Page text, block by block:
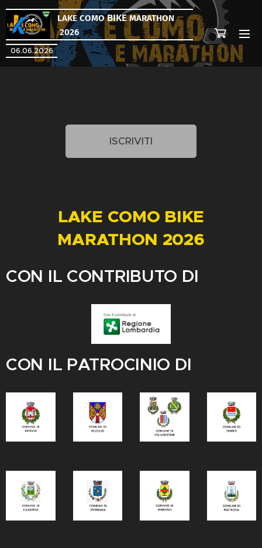
LAKE COMOBIKEMARATHON
2026
06.06.2026
ISCRIVITI
LAKE COMO BIKE
MARATHON 2026
CON IL CONTRIBUTO DI
CON IL PATROCINIO DI